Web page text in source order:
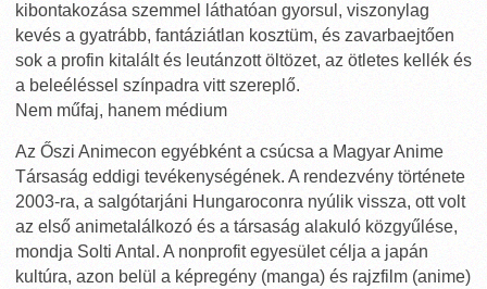
kibontakozása szemmel láthatóan gyorsul, viszonylag
kevés a gyatrább, fantáziátlan kosztüm, és zavarbaejtően
sok a profin kitalált és leutánzott öltözet, az ötletes kellék és
a beleéléssel színpadra vitt szereplő.
Nem műfaj, hanem médium
Az Őszi Animecon egyébként a csúcsa a Magyar Anime
Társaság eddigi tevékenységének. A rendezvény története
2003-ra, a salgótarjáni Hungaroconra nyúlik vissza, ott volt
az első animetalálkozó és a társaság alakuló közgyűlése,
mondja Solti Antal. A nonprofit egyesület célja a japán
kultúra, azon belül a képregény (manga) és rajzfilm (anime)